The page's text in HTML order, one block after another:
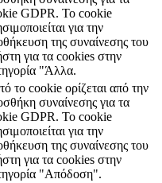
GDPR. Το cookie
για την
της συναίνεσης του
για τα cookies στην
"Άλλα.
το cookie ορίζεται από την
συναίνεσης για τα
GDPR. Το cookie
για την
της συναίνεσης του
για τα cookies στην
"Απόδοση".